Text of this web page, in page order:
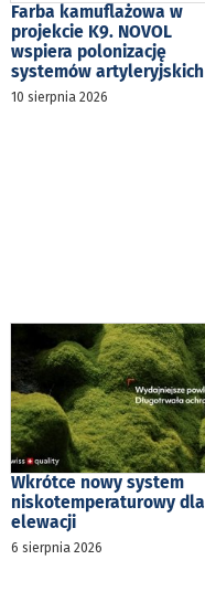
Farba kamuflażowa w
projekcie K9. NOVOL
wspiera polonizację
systemów artyleryjskich
10 sierpnia 2026
Wkrótce nowy system
niskotemperaturowy dla
elewacji
6 sierpnia 2026